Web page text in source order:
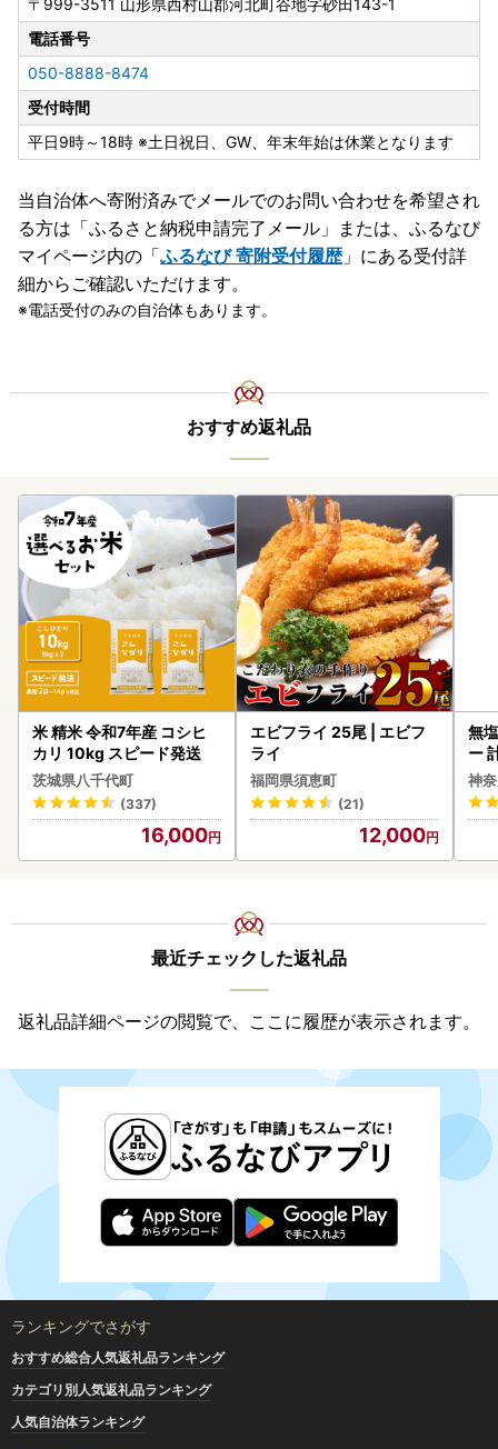
〒999-3511 山形県西村山郡河北町谷地字砂田143-1
電話番号
050-8888-8474
受付時間
平日9時～18時 ※土日祝日、GW、年末年始は休業となります
当自治体へ寄附済みでメールでのお問い合わせを希望され
る方は「ふるさと納税申請完了メール」 または、ふるなび
マイページ内の「ふるなび 寄附受付履歴」にある受付詳
細からご確認いただけます。
電話受付のみの自治体もあります。
おすすめ返礼品
米 精米 令和7年産 コシヒ
カリ 10kg スピード発送
茨城県八千代町
(337)
16,000
エビフライ 25尾 | エビフ
ライ
福岡県須恵町
(21)
12,000
無
ー
】
神
最近チェックした返礼品
返礼品詳細ページの閲覧で、ここに履歴が表示されます。
ランキングでさがす
おすすめ総合人気返礼品ランキング
カテゴリ別人気返礼品ランキング
人気自治体ランキング